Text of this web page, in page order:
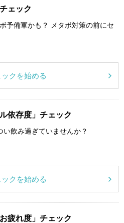
ェック
予備軍かも？ メタボ対策の前にセ
クを始める
依存度」チェック
飲み過ぎていませんか？
クを始める
疲れ度」チェック